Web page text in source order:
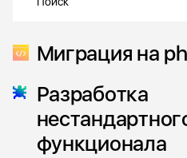
Миграция на
Разработка
функционала